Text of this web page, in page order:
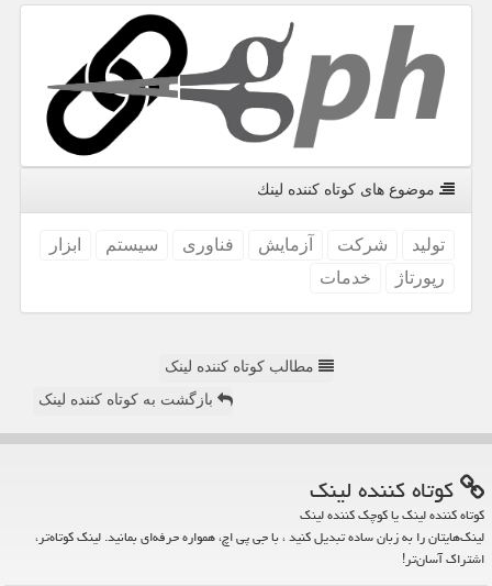
موضوع های كوتاه كننده لینك
تولید شركت آزمایش فناوری سیستم
ابزار
رپورتاژ
خدمات
مطالب کوتاه کننده لینک
بازگشت به کوتاه کننده لینک
كوتاه كننده لینك
کوتاه کننده لینک یا کوچک کننده لینک
لینک‌هایتان را به زبان ساده تبدیل کنید ، با جی پی اچ، همواره حرفه‌ای بمانید. لینک کوتاه‌تر،
اشتراک آسان‌تر!